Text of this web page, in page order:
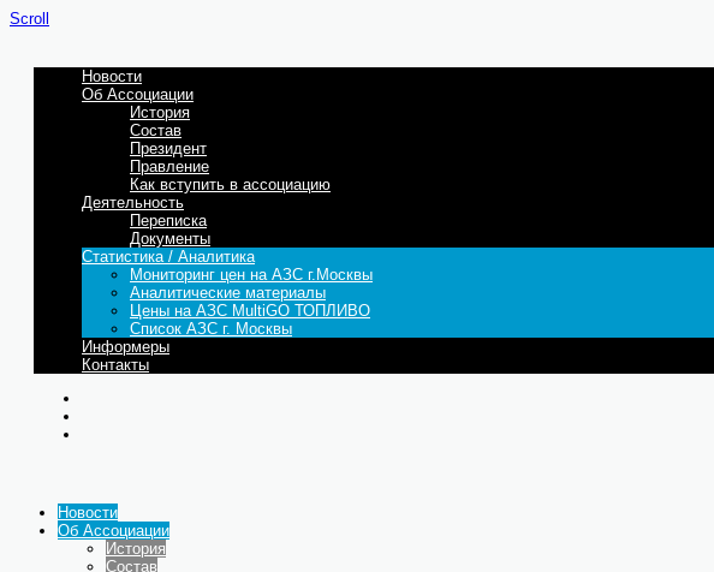
Scroll
Новости
Об Ассоциации
История
Состав
Президент
Правление
Как вступить в ассоциацию
Деятельность
Переписка
Документы
Статистика / Аналитика
Мониторинг цен на АЗС г.Москвы
Аналитические материалы
Цены на АЗС MultiGO ТОПЛИВО
Список АЗС г. Москвы
Информеры
Контакты
Новости
Об Ассоциации
История
Состав